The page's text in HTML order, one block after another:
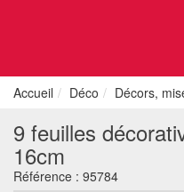
Accueil Déco Décors,
9 feuilles
16cm
Référence : 95784